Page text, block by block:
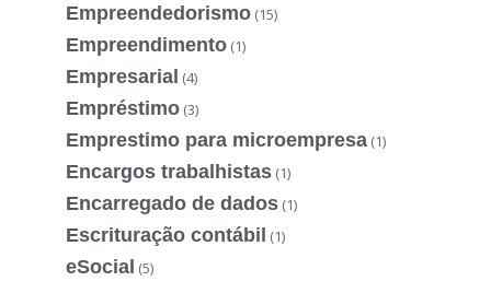
Empreendedorismo (15)
Empreendimento (1)
Empresarial (4)
Empréstimo (3)
Emprestimo para microempresa (1)
Encargos trabalhistas (1)
Encarregado de dados (1)
Escrituração contábil (1)
eSocial (5)